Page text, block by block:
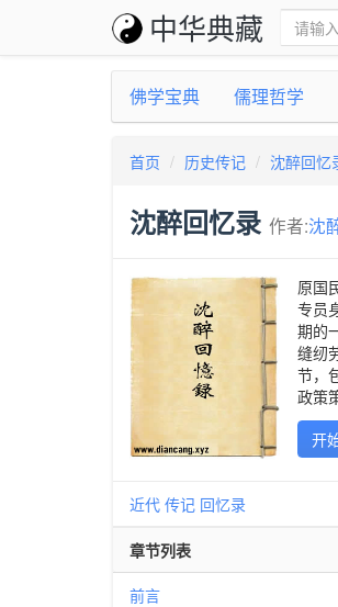
中华典藏
佛学宝典 儒理哲学
首页 历史传记 沈醉回忆
沈醉回忆录 作者:沈
原国
专员
期的
缝纫
节，
政策
开
近代 传记 回忆录
章节列表
前言